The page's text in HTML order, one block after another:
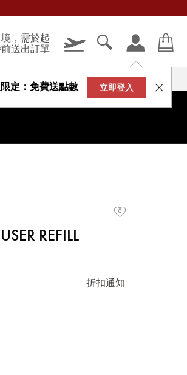
，需於起
送出訂單
定：免費送點數 立即登入
STORY
REFILL
折扣通知